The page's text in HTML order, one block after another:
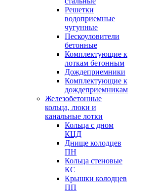
Решетки
водоприемные
чугунные
Пескоуловители
бетонные
Комплектующие к
лоткам бетонным
Дождеприемники
Комплектующие к
дождеприемникам
Железобетонные
кольца, люки и
канальные лотки
Кольца с дном
КЦД
Днище колодцев
ПН
Кольца стеновые
КС
Крышки колодцев
ПП